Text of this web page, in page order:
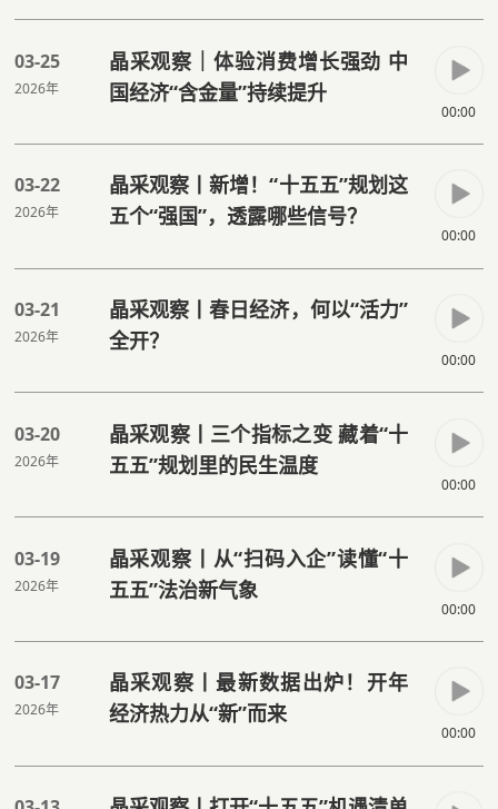
03-25
2026年
晶采观察｜体验消费增长强劲 中
国经济“含金量”持续提升
00:00
03-22
2026年
晶采观察丨新增！“十五五”规划这
五个“强国”，透露哪些信号？
00:00
03-21
2026年
晶采观察丨春日经济，何以“活力”
全开？
00:00
03-20
2026年
晶采观察丨三个指标之变 藏着“十
五五”规划里的民生温度
00:00
03-19
2026年
晶采观察丨从“扫码入企”读懂“十
五五”法治新气象
00:00
03-17
2026年
晶采观察丨最新数据出炉！开年
经济热力从“新”而来
00:00